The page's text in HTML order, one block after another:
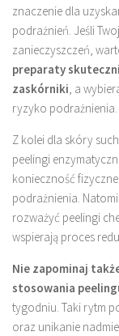
znaczenie dla
podrażnień. Jeśli
zanieczyszczeń,
preparaty
zaskórniki, a
ryzyko podrażnienia.
Z kolei dla skóry
peelingi
konieczność
podrażnienia.
rozważyć peelingi
wspierają proces
Nie zapominaj
stosowania
tygodniu. Taki rytm
oraz unikanie